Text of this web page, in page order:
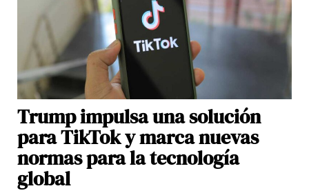
Trump impulsa una solución
para TikTok y marca nuevas
normas para la tecnología
global